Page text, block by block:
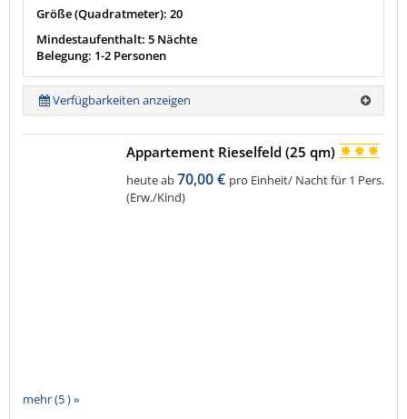
Größe (Quadratmeter): 20
Mindestaufenthalt: 5 Nächte
Belegung: 1-2 Personen
Verfügbarkeiten anzeigen
mehr (5 ) »
Appartement Rieselfeld (25 qm)
heute ab70,00 € pro Einheit/ Nacht für 1 Pers.
(Erw./Kind)